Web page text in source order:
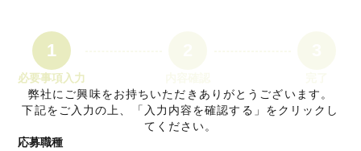
1
必要事項入力
弊社にご興味をお持ちいただきありがとうございます。
下記をご入力の上、「入力内容を確認する」をクリックし
てください。
応募職種